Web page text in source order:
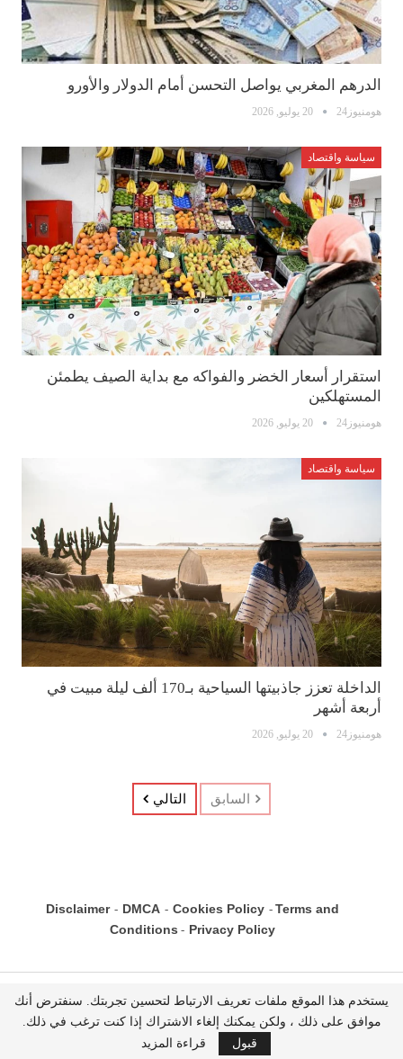
الدرهم المغربي يواصل التحسن أمام الدولار والأورو
هومنيوز24 20 يوليو, 2026
سياسة واقتصاد
استقرار أسعار الخضر والفواكه مع بداية الصيف يطمئن
المستهلكين
هومنيوز24 20 يوليو, 2026
سياسة واقتصاد
الداخلة تعزز جاذبيتها السياحية بـ170 ألف ليلة مبيت في
أربعة أشهر
هومنيوز24 20 يوليو, 2026
السابق التالي
Disclaimer - DMCA - Cookies Policy - Terms and
Conditions - Privacy Policy
جميع الحقوق محفوظة Homnews24 © 2026
تصميم و تطوير
يستخدم هذا الموقع ملفات تعريف الارتباط لتحسين تجربتك. سنفترض أنك
موافق على ذلك ، ولكن يمكنك إلغاء الاشتراك إذا كنت ترغب في ذلك.
قبول
قراءة المزيد